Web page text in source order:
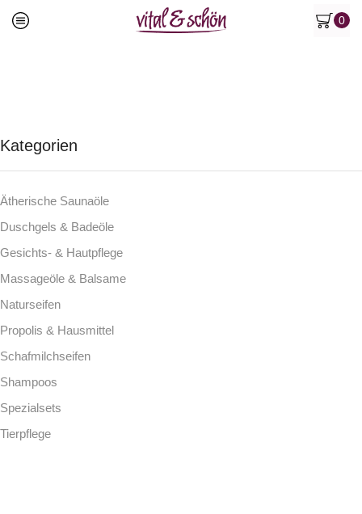
0
Kategorien
Ätherische Saunaöle
Duschgels & Badeöle
Gesichts- & Hautpflege
Massageöle & Balsame
Naturseifen
Propolis & Hausmittel
Schafmilchseifen
Shampoos
Spezialsets
Tierpflege